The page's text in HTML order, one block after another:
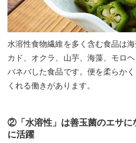
水溶性食物繊維を多く含む食品は
カド、オクラ、山芋、海藻、モロ
バネバした食品です。便を柔らか
くれる働きがあります。
②「水溶性」は善玉菌のエサに
に活躍